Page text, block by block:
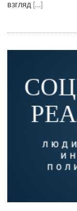
взгляд [...]